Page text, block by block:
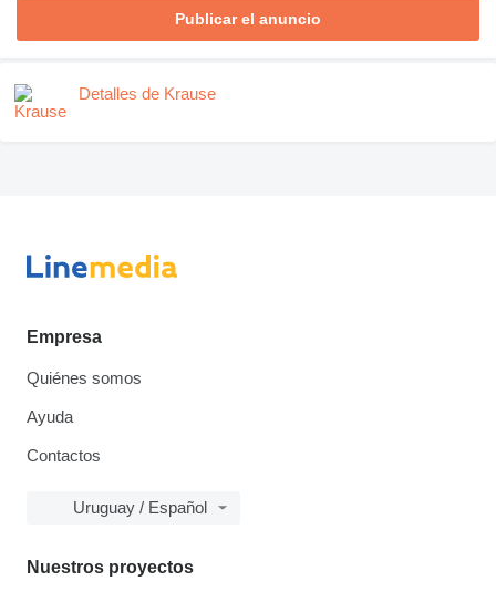
Publicar el anuncio
Detalles de Krause
Empresa
Quiénes somos
Ayuda
Contactos
Uruguay / Español
Nuestros proyectos